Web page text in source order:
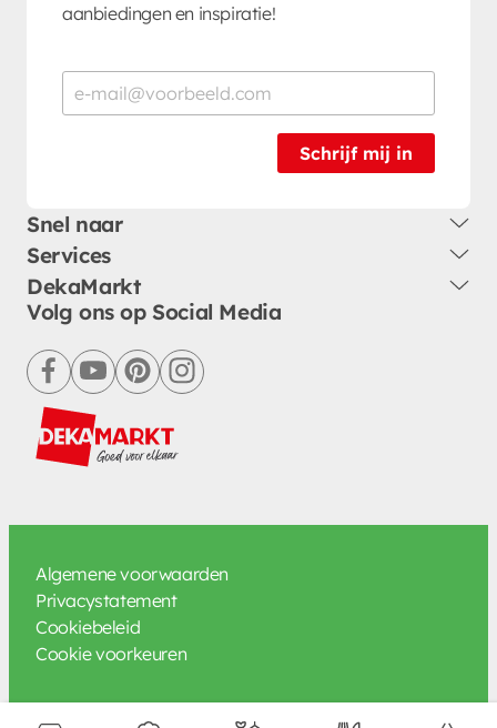
aanbiedingen en inspiratie!
Schrijf mij in
Snel naar
Services
DekaMarkt
Volg ons op Social Media
facebookyoutubepinterestinstagram
Algemene voorwaarden
Privacystatement
Cookiebeleid
Cookie voorkeuren